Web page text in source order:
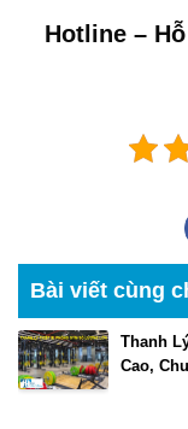
Hotline –
Bài viết cùng
Thanh
Cao,